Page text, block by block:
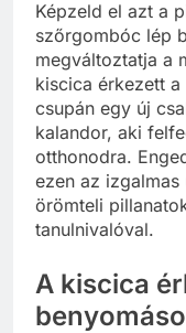
Képzeld el azt a
szőrgombóc lép
megváltoztatja a
kiscica érkezett
csupán egy új
kalandor, aki
otthonodra.
ezen az
örömteli
tanulnivalóval.
A kiscica